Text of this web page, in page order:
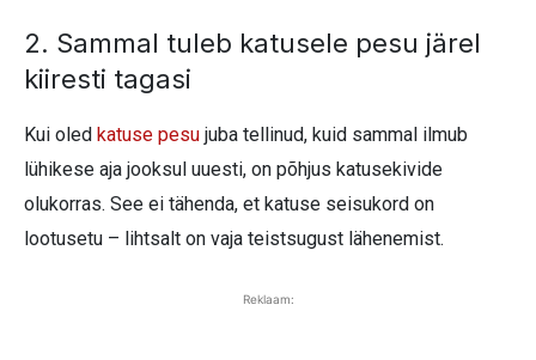
2. Sammal tuleb katusele pesu järel
kiiresti tagasi
Kui oled katuse pesu juba tellinud, kuid sammal ilmub
lühikese aja jooksul uuesti, on põhjus katusekivide
olukorras. See ei tähenda, et katuse seisukord on
lootusetu – lihtsalt on vaja teistsugust lähenemist.
Reklaam: